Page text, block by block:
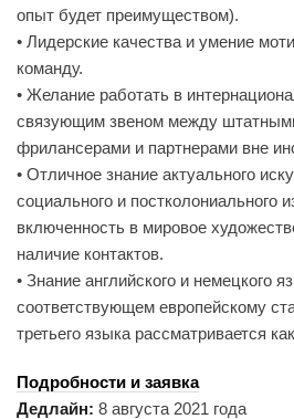
опыт будет преимуществом).
• Лидерские качества и умение
команду.
• Желание работать в
связующим звеном между
фрилансерами и партнерами вне
• Отличное знание актуального
социального и постколониального
включенность в мировое
наличие контактов.
• Знание английского и немецкого
соответствующем европейскому
третьего языка рассматривается
Подробности и заявка
Дедлайн: 8 августа 2021 года